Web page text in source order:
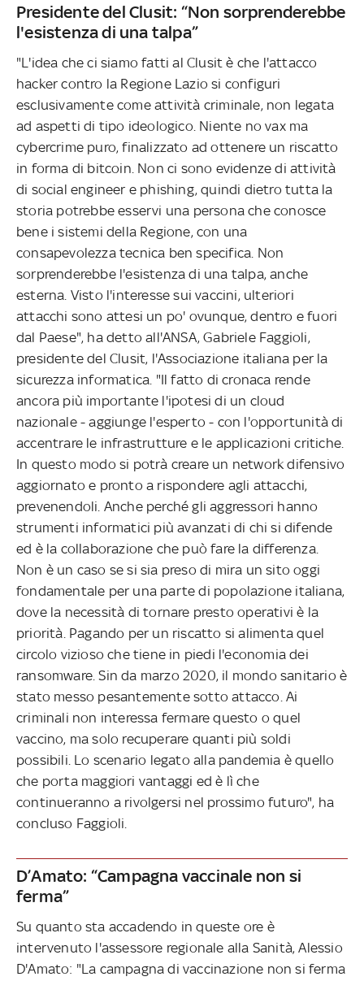
Presidente del Clusit: “Non sorprenderebbe
l'esistenza di una talpa”
"L'idea che ci siamo fatti al Clusit è che l'attacco
hacker contro la Regione Lazio si configuri
esclusivamente come attività criminale, non legata
ad aspetti di tipo ideologico. Niente no vax ma
cybercrime puro, finalizzato ad ottenere un riscatto
in forma di bitcoin. Non ci sono evidenze di attività
di social engineer e phishing, quindi dietro tutta la
storia potrebbe esservi una persona che conosce
bene i sistemi della Regione, con una
consapevolezza tecnica ben specifica. Non
sorprenderebbe l'esistenza di una talpa, anche
esterna. Visto l'interesse sui vaccini, ulteriori
attacchi sono attesi un po' ovunque, dentro e fuori
dal Paese", ha detto all'ANSA, Gabriele Faggioli,
presidente del Clusit, l'Associazione italiana per la
sicurezza informatica. "Il fatto di cronaca rende
ancora più importante l'ipotesi di un cloud
nazionale - aggiunge l'esperto - con l'opportunità di
accentrare le infrastrutture e le applicazioni critiche.
In questo modo si potrà creare un network difensivo
aggiornato e pronto a rispondere agli attacchi,
prevenendoli. Anche perché gli aggressori hanno
strumenti informatici più avanzati di chi si difende
ed è la collaborazione che può fare la differenza.
Non è un caso se si sia preso di mira un sito oggi
fondamentale per una parte di popolazione italiana,
dove la necessità di tornare presto operativi è la
priorità. Pagando per un riscatto si alimenta quel
circolo vizioso che tiene in piedi l'economia dei
ransomware. Sin da marzo 2020, il mondo sanitario è
stato messo pesantemente sotto attacco. Ai
criminali non interessa fermare questo o quel
vaccino, ma solo recuperare quanti più soldi
possibili. Lo scenario legato alla pandemia è quello
che porta maggiori vantaggi ed è lì che
continueranno a rivolgersi nel prossimo futuro", ha
concluso Faggioli.
D’Amato: “Campagna vaccinale non si
ferma”
Su quanto sta accadendo in queste ore è
intervenuto l'assessore regionale alla Sanità, Alessio
D'Amato: "La campagna di vaccinazione non si ferma